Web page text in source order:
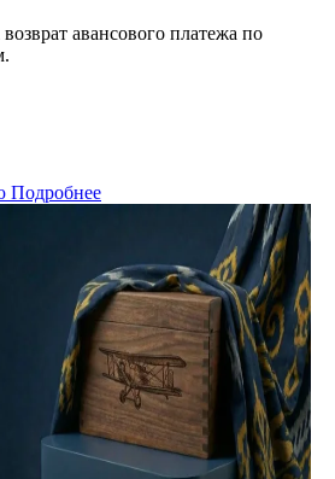
авансового платежа по
Подробнее